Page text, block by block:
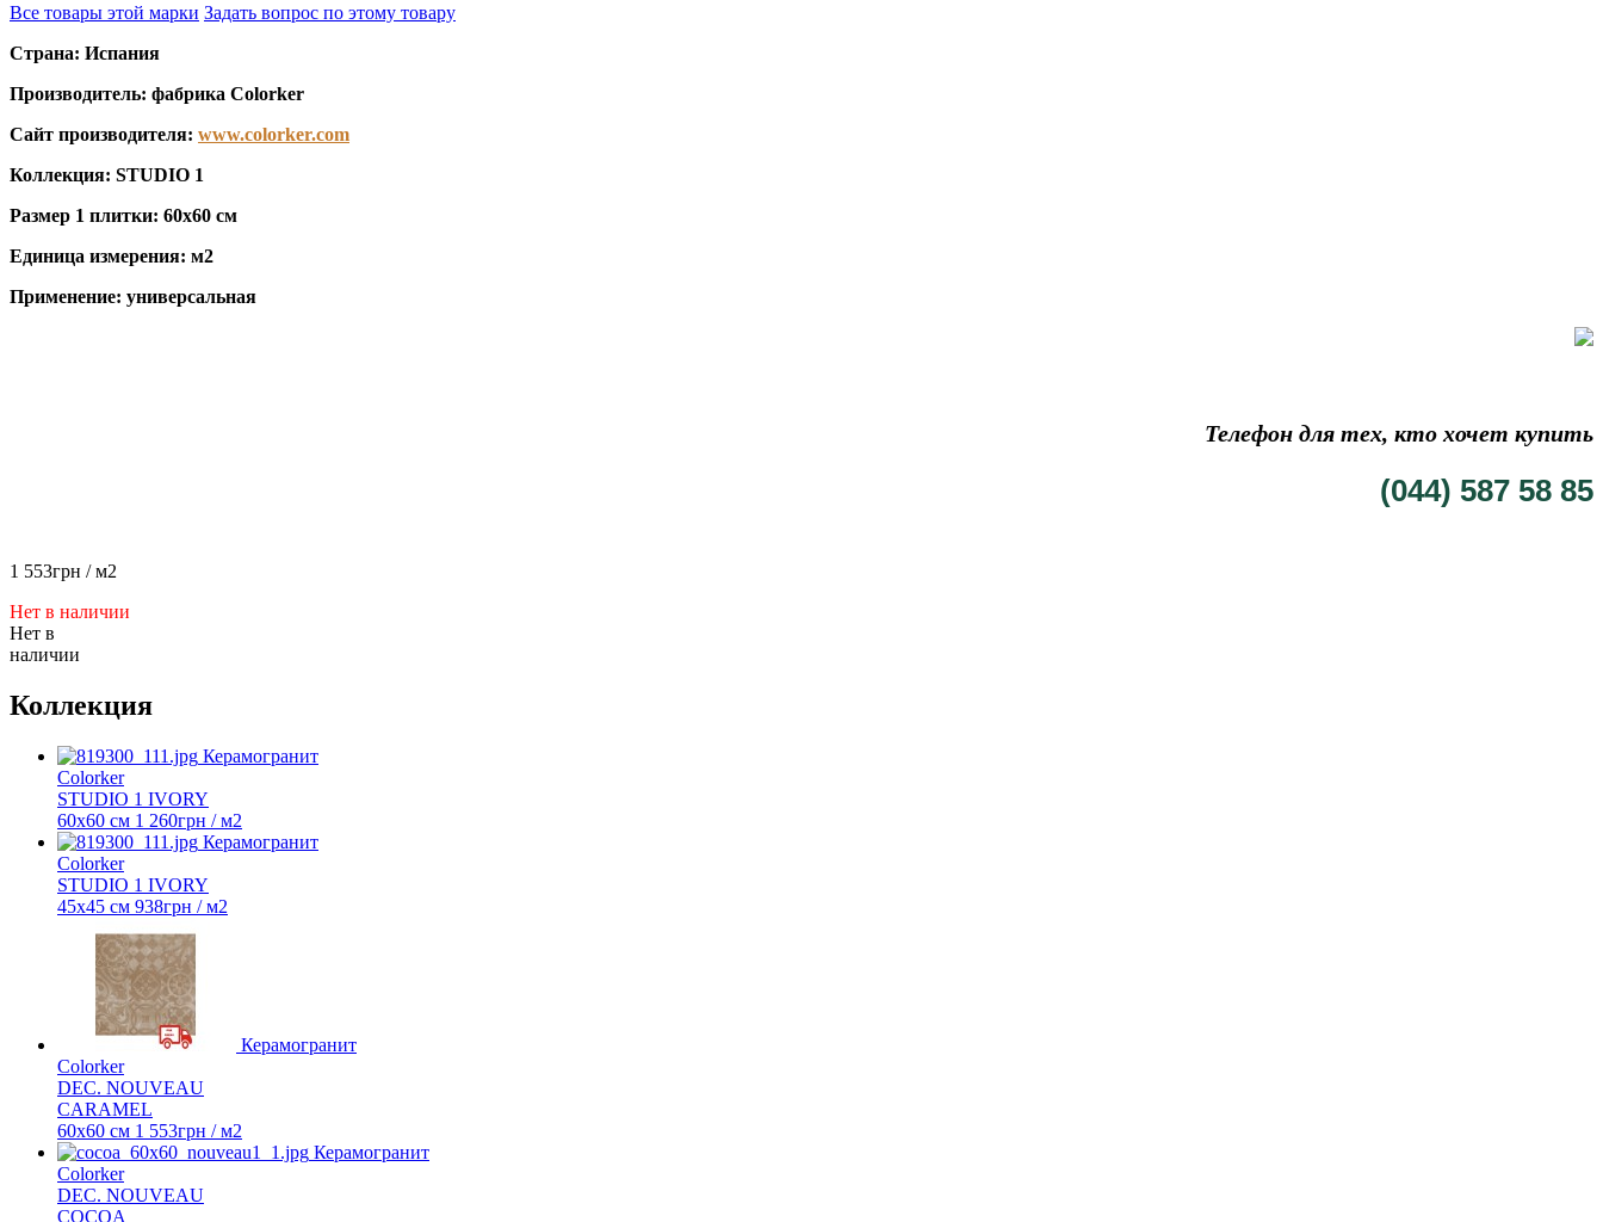
Все товары этой марки Задать вопрос по этому товару
Страна: Испания
Производитель: фабрика Colorker
Сайт производителя: www.colorker.com
Коллекция: STUDIO 1
Размер 1 плитки: 60x60 см
Единица измерения: м2
Применение: универсальная
Телефон для тех, кто хочет купить
(044) 587 58 85
1 553грн / м2
Нет в наличии
Нет в
наличии
Коллекция
Керамогранит
Colorker
STUDIO 1 IVORY
60х60 см 1 260грн / м2
Керамогранит
Colorker
STUDIO 1 IVORY
45х45 см 938грн / м2
Керамогранит
Colorker
DEC. NOUVEAU
CARAMEL
60x60 см 1 553грн / м2
Керамогранит
Colorker
DEC. NOUVEAU
COCOA